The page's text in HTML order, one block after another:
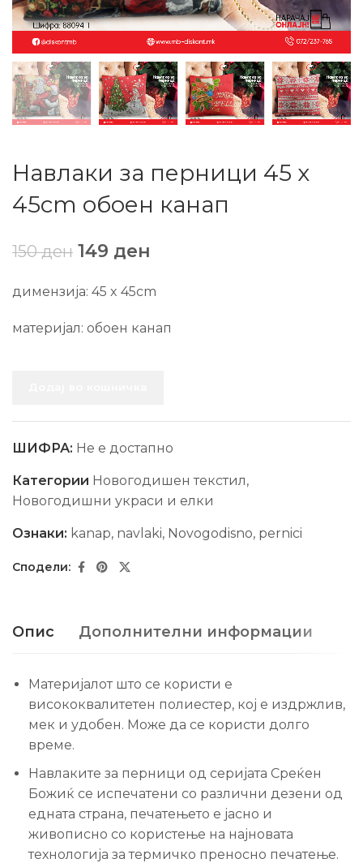
Навлаки за перници 45 x
45cm обоен канап
150ден 149 ден
димензија: 45 x 45cm
материјал: обоен канап
ШИФРА: Не е достапно
Категории Новогодишен текстил,
Новогодишни украси и елки
Ознаки: kanap, navlaki, Novogodisno, pernici
Опис Дополнителни информации
Материјалот што се користи е
висококвалитетен полиестер, кој е издржлив,
мек и удобен. Може да се користи долго
време.
Навлаките за перници од серијата Среќен
Божиќ се испечатени со различни дезени од
едната страна, печатењето е јасно и
живописно со користење на најновата
технологија за термичко преносно печатење.